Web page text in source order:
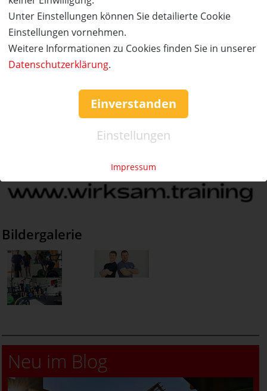
Unter Einstellungen können Sie detailierte Cookie
Einstellungen vornehmen.
Weitere Informationen zu Cookies finden Sie in unserer
Datenschutzerklärung.
Einverstanden
Einstellungen
Impressum
Bildergalerie
Neu im Blog